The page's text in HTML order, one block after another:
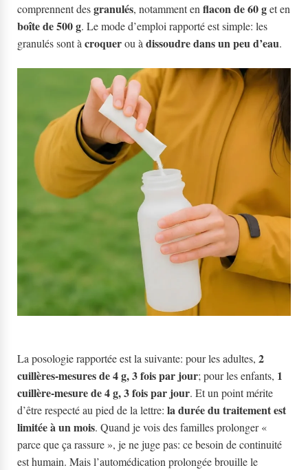
comprennent desgranulés, notamment enflacon de 60 get en
boîte de 500 g. Le mode d’emploi rapporté est simple: les
granulés sont àcroquerou àdissoudre dans un peu d’eau.
La posologie rapportée est la suivante: pour les adultes, 2
cuillères-mesures de 4 g, 3 fois par jour; pour les enfants, 1
cuillère-mesure de 4 g, 3 fois par jour. Et un point mérite
d’être respecté au pied de la lettre: la durée du traitement est
limitée à un mois. Quand je vois des familles prolonger «
parce que ça rassure », je ne juge pas: ce besoin de continuité
est humain. Mais l’automédication prolongée brouille le